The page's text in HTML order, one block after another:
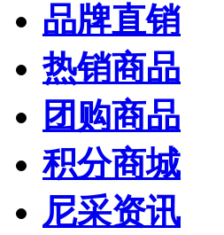
品牌直销
热销商品
团购商品
积分商城
尼采资讯